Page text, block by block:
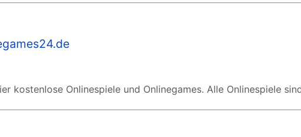
kostenlose Onlinespiele und Onlinegames. Alle Onlinespiele